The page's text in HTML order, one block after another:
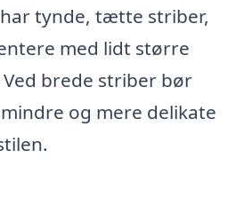
tynde, tætte striber,
med lidt større
brede striber bør
og mere delikate